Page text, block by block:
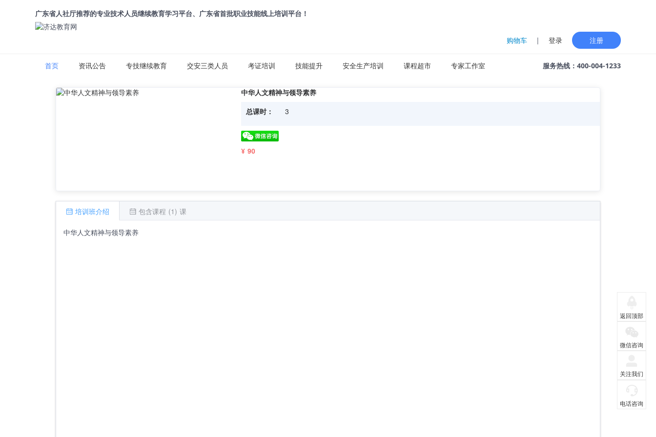
广东省人社厅推荐的专业技术人员继续教育学习平台、广东省首批职业技能线上培训平台！
购物车 | 登录 注册
首页 资讯公告 专技继续教育 交安三类人员 考证培训 技能提升 安全生产培训 课程超市 专家工作室 服务热线：400-004-1233
中华人文精神与领导素养
总课时：
3
¥ 90
培训班介绍 包含课程 (1) 课
中华人文精神与领导素养
返回顶部
微信咨询
关注我们
电话咨询